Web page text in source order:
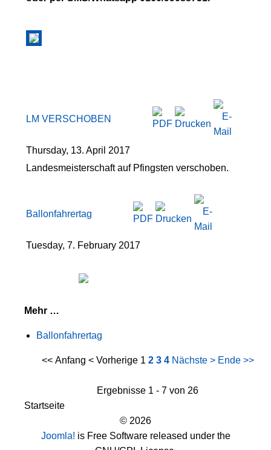
LM VERSCHOBEN
Thursday, 13. April 2017
Landesmeisterschaft auf Pfingsten verschoben.
Ballonfahrertag
Tuesday, 7. February 2017
Mehr …
Ballonfahrertag
<< Anfang < Vorherige 1 2 3 4 Nächste > Ende >>
Ergebnisse 1 - 7 von 26
Startseite
© 2026
Joomla! is Free Software released under the